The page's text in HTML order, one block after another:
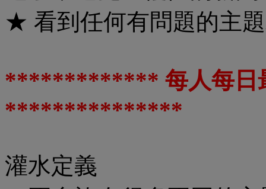
★ 看到任何有問題的主
************* 每人每日
***************
灌水定義